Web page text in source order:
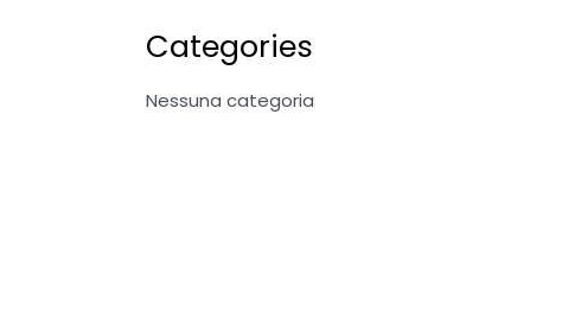
Categories
Nessuna categoria